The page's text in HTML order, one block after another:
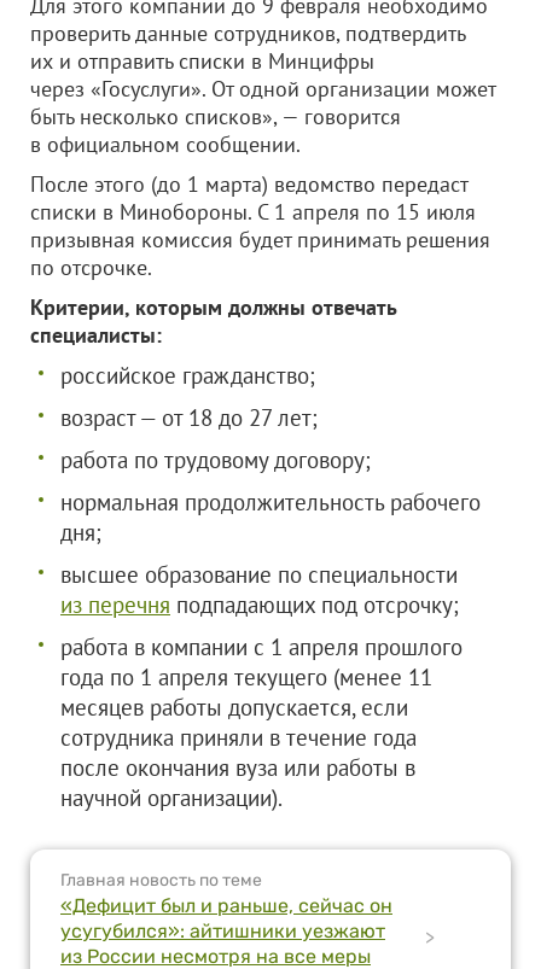
проверить данные сотрудников, подтвердить
их и отправить списки в Минцифры
через «Госуслуги». От одной организации может
быть несколько списков», — говорится
в официальном сообщении.
После этого (до 1 марта) ведомство передаст
списки в Минобороны. С 1 апреля по 15 июля
призывная комиссия будет принимать решения
по отсрочке.
Критерии, которым должны отвечать
специалисты:
российское гражданство;
возраст — от 18 до 27 лет;
работа по трудовому договору;
нормальная продолжительность рабочего
дня;
высшее образование по специальности
из перечня подпадающих под отсрочку;
работа в компании с 1 апреля прошлого
года по 1 апреля текущего (менее 11
месяцев работы допускается, если
сотрудника приняли в течение года
после окончания вуза или работы в
научной организации).
Главная новость по теме
«Дефицит был и раньше, сейчас он
усугубился»: айтишники уезжают
из России несмотря на все меры
>